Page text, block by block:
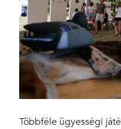
Többféle ügyességi